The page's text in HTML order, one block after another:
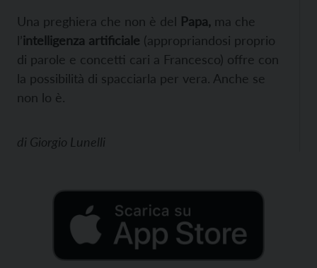
Una preghiera che non è del Papa, ma che
l’intelligenza artificiale (appropriandosi proprio
di parole e concetti cari a Francesco) offre con
la possibilità di spacciarla per vera. Anche se
non lo è.
di Giorgio Lunelli